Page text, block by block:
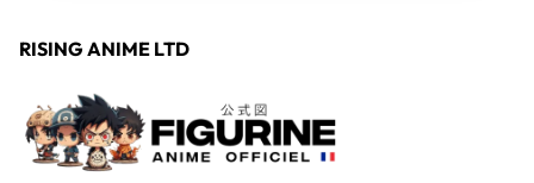
RISING ANIME LTD